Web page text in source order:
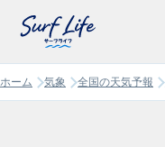
ホーム 気象 全国の天気予報